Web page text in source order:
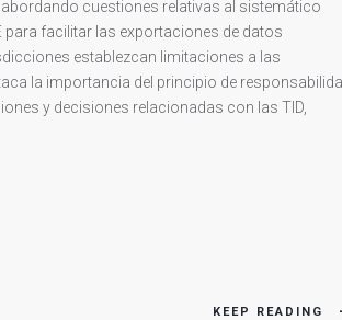
abordando cuestiones relativas al sistemático
para facilitar las exportaciones de datos
establezcan limitaciones a las
la importancia del principio de
y decisiones relacionadas con las TID,
KEEP READING